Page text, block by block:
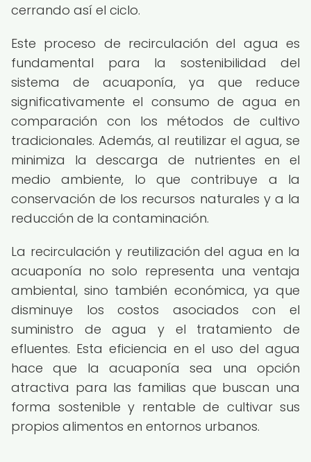
cerrando así el ciclo.
Este proceso de recirculación del agua es
fundamental para la sostenibilidad del
sistema de acuaponía, ya que reduce
significativamente el consumo de agua en
comparación con los métodos de cultivo
tradicionales. Además, al reutilizar el agua, se
minimiza la descarga de nutrientes en el
medio ambiente, lo que contribuye a la
conservación de los recursos naturales y a la
reducción de la contaminación.
La recirculación y reutilización del agua en la
acuaponía no solo representa una ventaja
ambiental, sino también económica, ya que
disminuye los costos asociados con el
suministro de agua y el tratamiento de
efluentes. Esta eficiencia en el uso del agua
hace que la acuaponía sea una opción
atractiva para las familias que buscan una
forma sostenible y rentable de cultivar sus
propios alimentos en entornos urbanos.